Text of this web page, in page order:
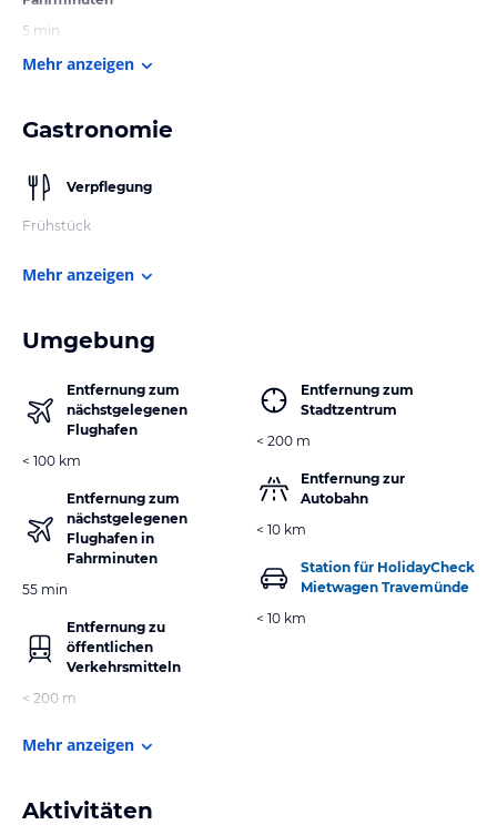
5 min
Mehr anzeigen
Gastronomie
Verpflegung
Frühstück
Mehr anzeigen
Umgebung
Entfernung zum
nächstgelegenen
Flughafen
< 100 km
Entfernung zum
nächstgelegenen
Flughafen in
Fahrminuten
55 min
Entfernung zu
öffentlichen
Verkehrsmitteln
< 200 m
Entfernung zum
Stadtzentrum
< 200 m
Entfernung zur
Autobahn
< 10 km
Station für HolidayCheck
Mietwagen Travemünde
< 10 km
Mehr anzeigen
Aktivitäten